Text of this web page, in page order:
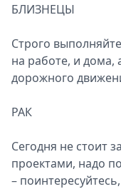
БЛИЗНЕЦЫ
Строго
на работе, и дома,
дорожного
РАК
Сегодня не стоит
проектами, надо
–